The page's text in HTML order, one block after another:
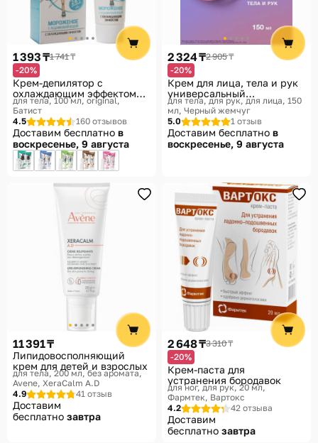
1 393 ₸1 741 ₸
-20%
Крем-депилятор с
охлаждающим эффектом
«Мороженое»
для тела, 100 мл, original
Батист
4.5
160 отзывов
Доставим бесплатно в
воскресенье, 9 августа
2 324 ₸2 905 ₸
-20%
Крем для лица, тела и рук
универсальный
«Интенсивное увлажнение
кожи»
для тела, для рук, для лица, 150
мл Черный жемчуг
5.0
1 отзыв
Доставим бесплатно в
воскресенье, 9 августа
11 391 ₸
Липидовосполняющий
крем для детей и взрослых
для тела, 200 мл, без аромата
Avene, XeraCalm A.D
4.9
41 отзыв
Доставим
бесплатно завтра
2 648 ₸3 310 ₸
-20%
Крем-паста для
устранения бородавок
для ног, для рук, 20 мл
Фармтек, Вартокс
4.2
42 отзыва
Доставим
бесплатно завтра